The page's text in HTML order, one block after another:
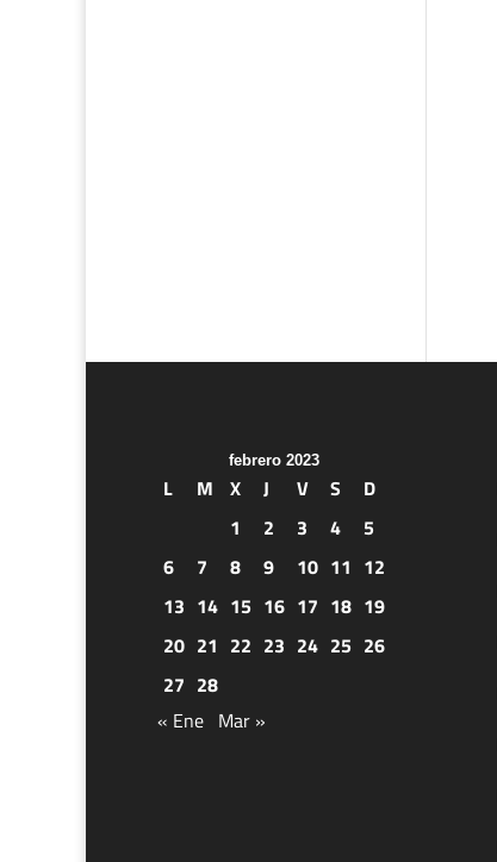
febrero 2023
L M X J V S
D
1
2 3 4
5
6
7 8 9 10 11 12
13 14 15 16 17 18 19
20 21 22 23 24 25 26
27 28
« Ene Mar »